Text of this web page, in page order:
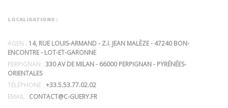
LOCALISATIONS :
AGEN : 14, RUE LOUIS-ARMAND - Z.I. JEAN MALÈZE - 47240 BON-
ENCONTRE - LOT-ET-GARONNE
PERPIGNAN : 330 AV DE MILAN - 66000 PERPIGNAN - PYRÉNÉES-
ORIENTALES
TÉLÉPHONE : +33.5.53.77.02.02
EMAIL : CONTACT@C-GUERY.FR